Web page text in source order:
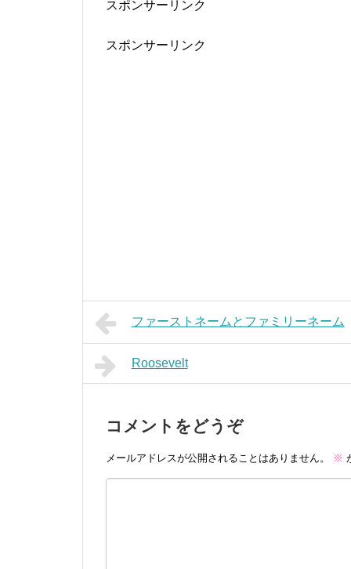
スポンサーリンク
スポンサーリンク
ファーストネームとファミリーネーム
Roosevelt
コメントをどうぞ
メールアドレスが公開されることはありません。 ※